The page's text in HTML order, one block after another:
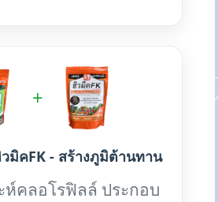
+
มิคFK - สร้างภูมิต้านทาน
ห์คลอโรฟิลล์ ประกอบ